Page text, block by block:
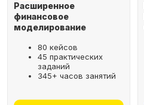
Расширенное
финансовое
моделирование
80 кейсов
45 практических
заданий
345+ часов занятий